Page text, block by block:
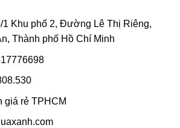
1 Khu phố 2, Đường Lê Thị Riêng,
Thành phố Hồ Chí Minh
giá rẻ TPHCM